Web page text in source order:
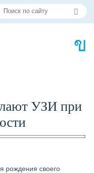
УЗИ при
рождения своего